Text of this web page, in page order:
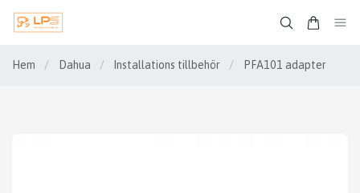
Hem / Dahua / Installations tillbehör / PFA101 adapter